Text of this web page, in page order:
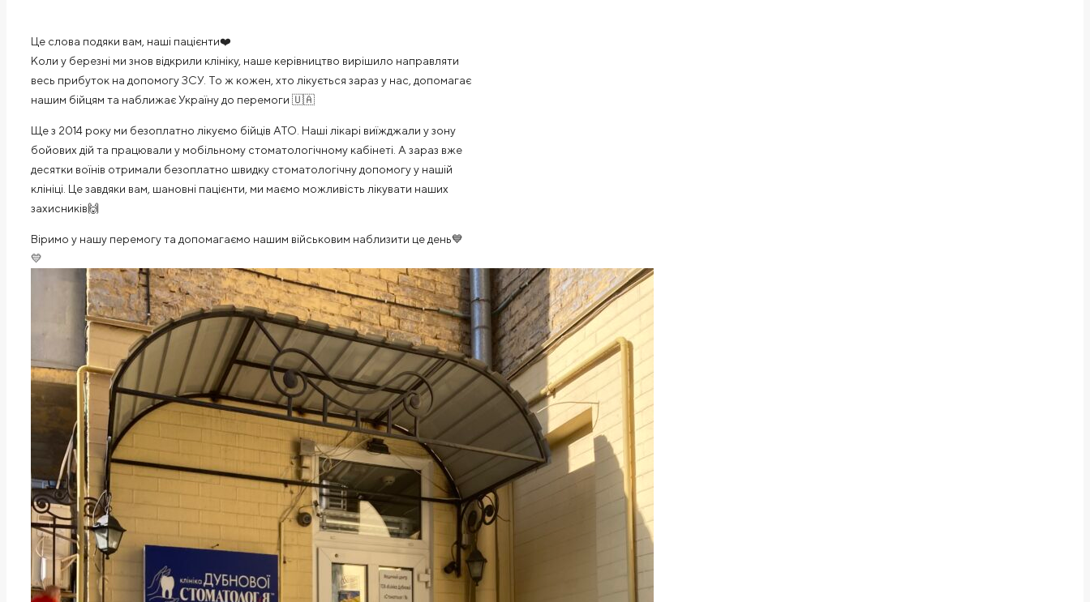
Це слова подяки вам, наші пацієнти❤️
Коли у березні ми знов відкрили клініку, наше керівництво вирішило направляти
весь прибуток на допомогу ЗСУ. То ж кожен, хто лікується зараз у нас, допомагає
нашим бійцям та наближає Україну до перемоги 🇺🇦
Ще з 2014 року ми безоплатно лікуємо бійців АТО. Наші лікарі виїжджали у зону
бойових дій та працювали у мобільному стоматологічному кабінеті. А зараз вже
десятки воїнів отримали безоплатно швидку стоматологічну допомогу у нашій
клініці. Це завдяки вам, шановні пацієнти, ми маємо можливість лікувати наших
захисників🙌
Віримо у нашу перемогу та допомагаємо нашим військовим наблизити це день💙
💛